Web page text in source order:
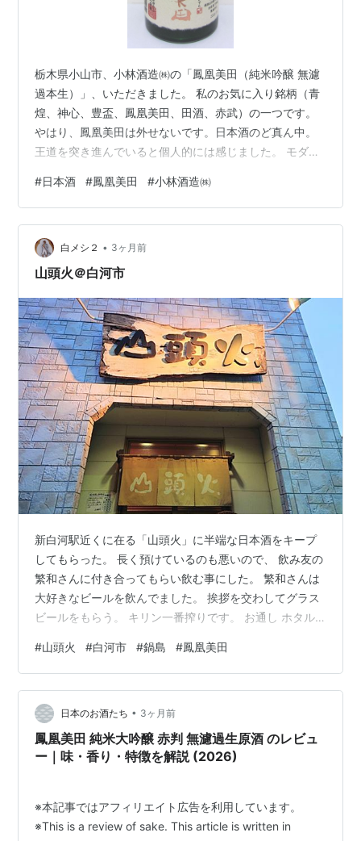
栃木県小山市、小林酒造㈱の「鳳凰美田（純米吟醸 無濾
過本生）」、いただきました。 私のお気に入り銘柄（青
煌、神心、豊盃、鳳凰美田、田酒、赤武）の一つです。
やはり、鳳凰美田は外せないです。日本酒のど真ん中。
王道を突き進んでいると個人的には感じました。 モダン
て軽くはなく、しっかりと旨味を感じます。一口飲む中
で変化があり飽きが来ません。まずは香りで楽しめ、口
に含んでから甘さやフルーティーさを感じ、最後には旨
味が残る。 つまみを必要とせず、お酒単体だけでも飲み
続けられてしまいます（※飲み方としては良くありませ
#日本酒 #鳳凰美田 #小林酒造㈱
白メシ２ • 3ヶ月前
山頭火＠白河市
新白河駅近くに在る「山頭火」に半端な日本酒をキープ
してもらった。 長く預けているのも悪いので、 飲み友の
繁和さんに付き合ってもらい飲む事にした。 繁和さんは
大好きなビールを飲んでました。 挨拶を交わしてグラス
ビールをもらう。 キリン一番搾りです。 お通し ホタル
もらう。 鍋島 酒米は北海道産きたしずくが使われてい
る。 全てに於いてバランスが良い。 刺身三点盛り 赤
身、カンパチ、鯛の３点盛りです。 特に赤身が食べ頃で
旨かったです。 筍の土佐煮 歳と共にこのような料理が好
きになってきた。 鍋島が空になったので、次の酒を選び
に冷蔵庫を見に行く。 選…
#山頭火 #白河市 #鍋島 #鳳凰美田
日本のお酒たち • 3ヶ月前
鳳凰美田 純米大吟醸 赤判 無濾過生原酒 のレビュ
ー｜味・香り・特徴を解説 (2026)
※本記事ではアフィリエイト広告を利用しています。
※This is a review of sake. This article is written in